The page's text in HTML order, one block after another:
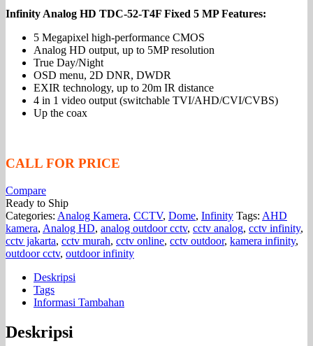
Infinity Analog HD TDC-52-T4F Fixed 5 MP Features:
5 Megapixel high-performance CMOS
Analog HD output, up to 5MP resolution
True Day/Night
OSD menu, 2D DNR, DWDR
EXIR technology, up to 20m IR distance
4 in 1 video output (switchable TVI/AHD/CVI/CVBS)
Up the coax
CALL FOR PRICE
Compare
Ready to Ship
Categories: Analog Kamera, CCTV, Dome, Infinity Tags: AHD
kamera, Analog HD, analog outdoor cctv, cctv analog, cctv infinity,
cctv jakarta, cctv murah, cctv online, cctv outdoor, kamera infinity,
outdoor cctv, outdoor infinity
Deskripsi
Tags
Informasi Tambahan
Deskripsi